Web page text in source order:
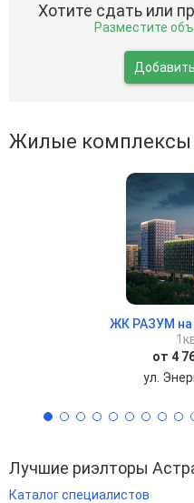
Хотите сдать или
Разместите
Жилые комплексы
ЖК РАЗУМ на
от 4
ул.
Лучшие риэлторы
Каталог специалистов